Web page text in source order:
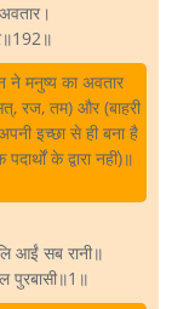
ने मनुष्य का अवतार
रज, तम) और (बाहरी
इच्छा से ही बना है
के द्वारा नहीं)॥
आईं सब रानी॥
पुरबासी॥1॥